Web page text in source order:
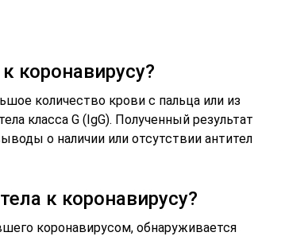
коронавирусу?
количество крови с пальца или из
класса G (IgG). Полученный результат
о наличии или отсутствии антител
к коронавирусу?
коронавирусом, обнаруживается